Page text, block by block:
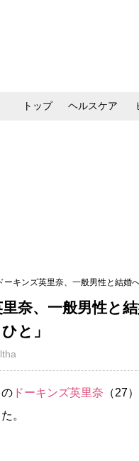
トップ ヘルスケア
ーキンズ英里奈、一般男性と結婚
里奈、一般男性と
と」
ドーキンズ英里奈 （27
。